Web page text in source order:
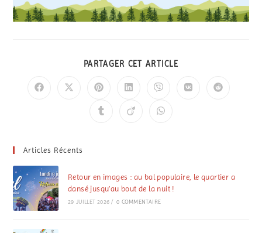
PARTAGER CET ARTICLE
Articles Récents
Retour en images : au bal populaire, le quartier a
dansé jusqu’au bout de la nuit !
29 JUILLET 2026 / 0 COMMENTAIRE